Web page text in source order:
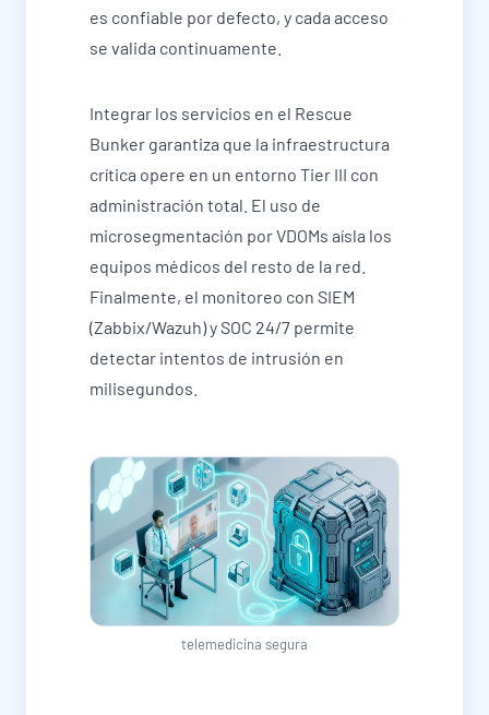
es confiable por defecto, y cada acceso
se valida continuamente.
Integrar los servicios en el Rescue
Bunker garantiza que la infraestructura
crítica opere en un entorno Tier III con
administración total. El uso de
microsegmentación por VDOMs aísla los
equipos médicos del resto de la red.
Finalmente, el monitoreo con SIEM
(Zabbix/Wazuh) y SOC 24/7 permite
detectar intentos de intrusión en
milisegundos.
telemedicina segura